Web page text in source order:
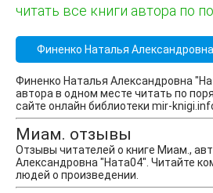
читать все книги автора по
Финенко Наталья
Финенко Наталья Александровна
автора в одном месте читать по
сайте онлайн библиотеки mir-
Миам. отзывы
Отзывы читателей о книге Миам.,
Александровна "Ната04". Читайте
людей о произведении.